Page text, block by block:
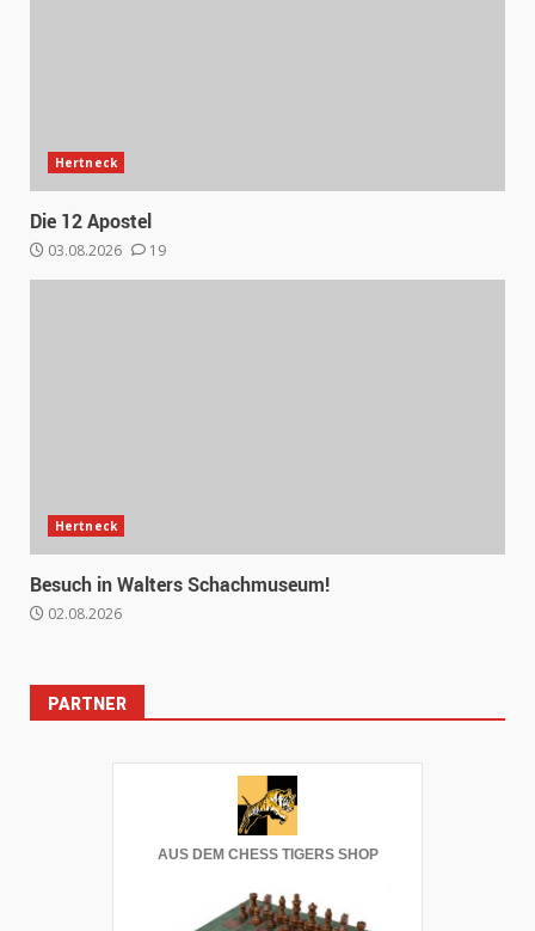
Hertneck
Die 12 Apostel
03.08.2026 19
Hertneck
Besuch in Walters Schachmuseum!
02.08.2026
PARTNER
AUS DEM CHESS TIGERS SHOP